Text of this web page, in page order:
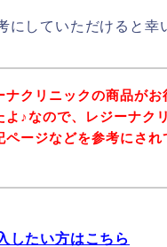
していただけると幸
クリニックの商品がお
♪なので、レジーナク
ージなどを参考にされ
したい方はこちら